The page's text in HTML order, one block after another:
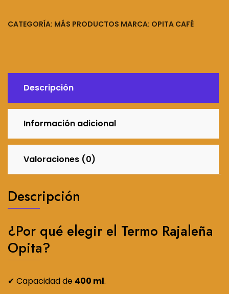
400ML
CATEGORÍA: MÁS PRODUCTOS MARCA: OPITA CAFÉ
Descripción
Información adicional
Valoraciones (0)
Descripción
¿Por qué elegir el Termo Rajaleña
Opita?
✔ Capacidad de 400 ml.